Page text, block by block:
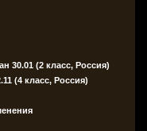
30.01 (2 класс, Россия)
(4 класс, Россия)